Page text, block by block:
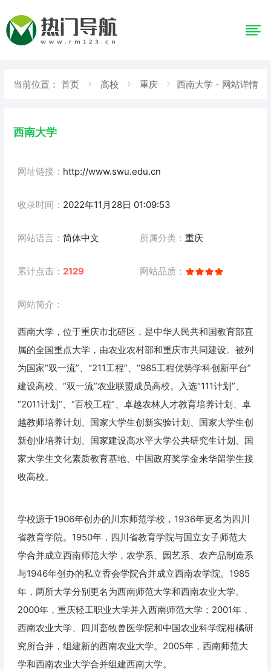
当前位置： 首页 高校 重庆 西南大学 - 网站详情
西南大学
网址链接： http://www.swu.edu.cn
收录时间： 2022年11月28日 01:09:53
网站语言： 简体中文 所属分类： 重庆
累计点击： 2129 网站品质：
网站简介：
西南大学，位于重庆市北碚区，是中华人民共和国教育部直
属的全国重点大学，由农业农村部和重庆市共同建设。被列
为国家“双一流”、“211工程”、“985工程优势学科创新平台”
建设高校、“双一流”农业联盟成员高校。入选“111计划”、
“2011计划”、“百校工程”、卓越农林人才教育培养计划、卓
越教师培养计划、国家大学生创新实验计划、国家大学生创
新创业培养计划、国家建设高水平大学公共研究生计划、国
家大学生文化素质教育基地、中国政府奖学金来华留学生接
收高校。
学校源于1906年创办的川东师范学校，1936年更名为四川
省教育学院。1950年，四川省教育学院与国立女子师范大
学合并成立西南师范大学，农学系、园艺系、农产品制造系
与1946年创办的私立香会学院合并成立西南农学院。1985
年，两所大学分别更名为西南师范大学和西南农业大学。
2000年，重庆轻工职业大学并入西南师范大学；2001年，
西南农业大学、四川畜牧兽医学院和中国农业科学院柑橘研
究所合并，组建新的西南农业大学。2005年，西南师范大
学和西南农业大学合并组建西南大学。